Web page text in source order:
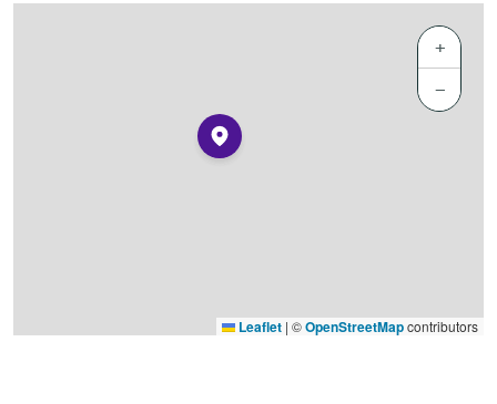
+
−
Leaflet | ©OpenStreetMapcontributors